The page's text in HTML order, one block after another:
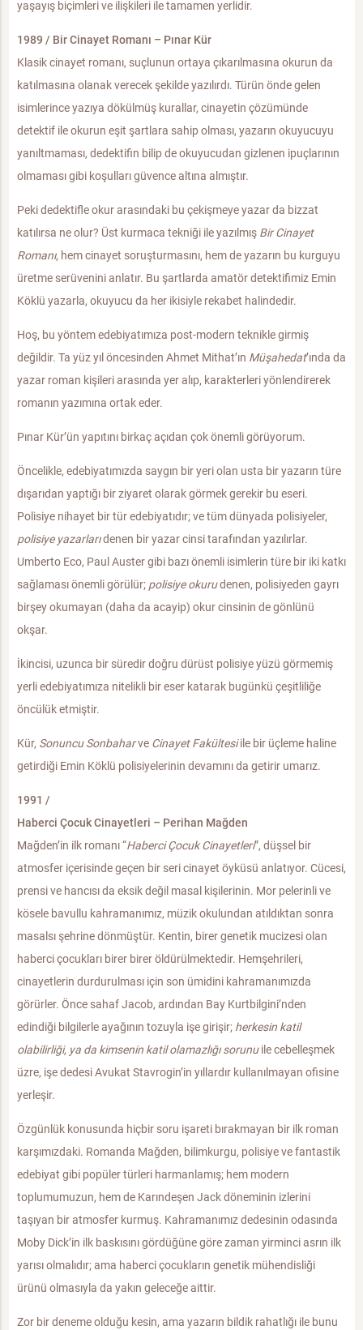
yaşayış biçimleri ve ilişkileri ile tamamen yerlidir.
1989 / Bir Cinayet Romanı – Pınar Kür
Klasik cinayet romanı, suçlunun ortaya çıkarılmasına okurun da
katılmasına olanak verecek şekilde yazılırdı. Türün önde gelen
isimlerince yazıya dökülmüş kurallar, cinayetin çözümünde
detektif ile okurun eşit şartlara sahip olması, yazarın okuyucuyu
yanıltmaması, dedektifin bilip de okuyucudan gizlenen ipuçlarının
olmaması gibi koşulları güvence altına almıştır.
Peki dedektifle okur arasındaki bu çekişmeye yazar da bizzat
katılırsa ne olur? Üst kurmaca tekniği ile yazılmış Bir Cinayet
Romanı, hem cinayet soruşturmasını, hem de yazarın bu kurguyu
üretme serüvenini anlatır. Bu şartlarda amatör detektifimiz Emin
Köklü yazarla, okuyucu da her ikisiyle rekabet halindedir.
Hoş, bu yöntem edebiyatımıza post-modern teknikle girmiş
değildir. Ta yüz yıl öncesinden Ahmet Mithat’ın Müşahedat’ında da
yazar roman kişileri arasında yer alıp, karakterleri yönlendirerek
romanın yazımına ortak eder.
Pınar Kür’ün yapıtını birkaç açıdan çok önemli görüyorum.
Öncelikle, edebiyatımızda saygın bir yeri olan usta bir yazarın türe
dışarıdan yaptığı bir ziyaret olarak görmek gerekir bu eseri.
Polisiye nihayet bir tür edebiyatıdır; ve tüm dünyada polisiyeler,
polisiye yazarlarıdenen bir yazar cinsi tarafından yazılırlar.
Umberto Eco, Paul Auster gibi bazı önemli isimlerin türe bir iki katkı
sağlaması önemli görülür; polisiye okurudenen, polisiyeden gayrı
birşey okumayan (daha da acayip) okur cinsinin de gönlünü
okşar.
İkincisi, uzunca bir süredir doğru dürüst polisiye yüzü görmemiş
yerli edebiyatımıza nitelikli bir eser katarak bugünkü çeşitliliğe
öncülük etmiştir.
Kür, Sonuncu Sonbaharve Cinayet Fakültesiile bir üçleme haline
getirdiği Emin Köklü polisiyelerinin devamını da getirir umarız.
1991 /
Haberci Çocuk Cinayetleri – Perihan Mağden
Mağden’in ilk romanı “Haberci Çocuk Cinayetleri”, düşsel bir
atmosfer içerisinde geçen bir seri cinayet öyküsü anlatıyor. Cücesi,
prensi ve hancısı da eksik değil masal kişilerinin. Mor pelerinli ve
kösele bavullu kahramanımız, müzik okulundan atıldıktan sonra
masalsı şehrine dönmüştür. Kentin, birer genetik mucizesi olan
haberci çocukları birer birer öldürülmektedir. Hemşehrileri,
cinayetlerin durdurulması için son ümidini kahramanımızda
görürler. Önce sahaf Jacob, ardından Bay Kurtbilgini’nden
edindiği bilgilerle ayağının tozuyla işe girişir; herkesin katil
olabilirliği, ya da kimsenin katil olamazlığı sorunuile cebelleşmek
üzre, işe dedesi Avukat Stavrogin’in yıllardır kullanılmayan ofisine
yerleşir.
Özgünlük konusunda hiçbir soru işareti bırakmayan bir ilk roman
karşımızdaki. Romanda Mağden, bilimkurgu, polisiye ve fantastik
edebiyat gibi popüler türleri harmanlamış; hem modern
toplumumuzun, hem de Karındeşen Jack döneminin izlerini
taşıyan bir atmosfer kurmuş. Kahramanımız dedesinin odasında
Moby Dick’in ilk baskısını gördüğüne göre zaman yirminci asrın ilk
yarısı olmalıdır; ama haberci çocukların genetik mühendisliği
ürünü olmasıyla da yakın geleceğe aittir.
Zor bir deneme olduğu kesin, ama yazarın bildik rahatlığı ile bunu